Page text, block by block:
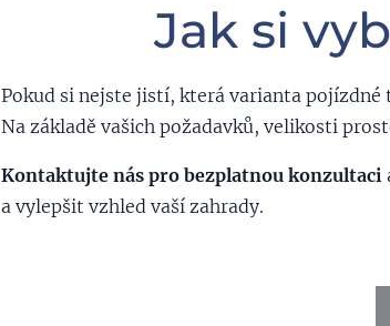
Jak si
Pokud si nejste jistí, která varianta pojízdné
Na základě vašich požadavků, velikosti
Kontaktujte nás pro bezplatnou konzultaci
a vylepšit vzhled vaší zahrady.